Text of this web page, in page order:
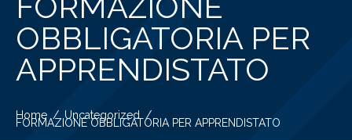
OBBLIGATORIA PER
APPRENDISTATO
Home Uncategorized
FORMAZIONE OBBLIGATORIA PER APPRENDISTATO